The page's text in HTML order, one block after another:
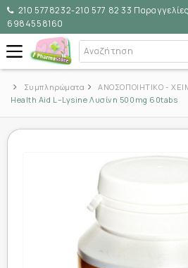
210 5778232-210 577 82 33
6984558160
Συμπληρώματα
ΑΝΟΣΟΠΟΙΗΤΙΚΟ -
Health Aid L–Lysine Λυσίνη 500mg 60tabs